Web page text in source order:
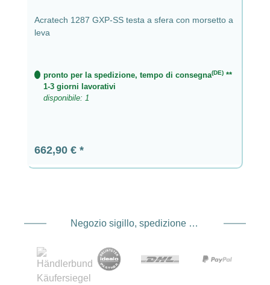
Acratech 1287 GXP-SS testa a sfera con morsetto a
leva
pronto per la spedizione, tempo di consegna(DE) **
1-3 giorni lavorativi
disponibile: 1
Prezzo normale:
662,90 €
Negozio sigillo, spedizione e spedizione Fornitore di servizi di pagamento